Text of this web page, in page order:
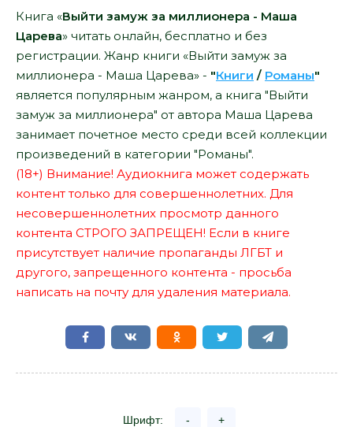
Книга «Выйти замуж за миллионера - Маша
Царева» читать онлайн, бесплатно и без
регистрации. Жанр книги «Выйти замуж за
миллионера - Маша Царева» - "Книги / Романы"
является популярным жанром, а книга "Выйти
замуж за миллионера" от автора Маша Царева
занимает почетное место среди всей коллекции
произведений в категории "Романы".
(18+) Внимание! Аудиокнига может содержать
контент только для совершеннолетних. Для
несовершеннолетних просмотр данного
контента СТРОГО ЗАПРЕЩЕН! Если в книге
присутствует наличие пропаганды ЛГБТ и
другого, запрещенного контента - просьба
написать на почту для удаления материала.
Шрифт: - +